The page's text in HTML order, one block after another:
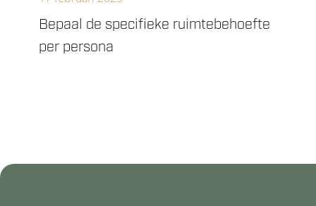
Bepaal de specifieke ruimtebehoefte
per persona